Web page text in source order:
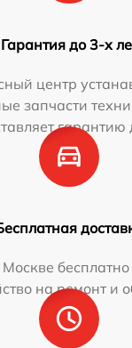
Гарантия до 3-х
центр
запчасти
гарантию
на ремонт и